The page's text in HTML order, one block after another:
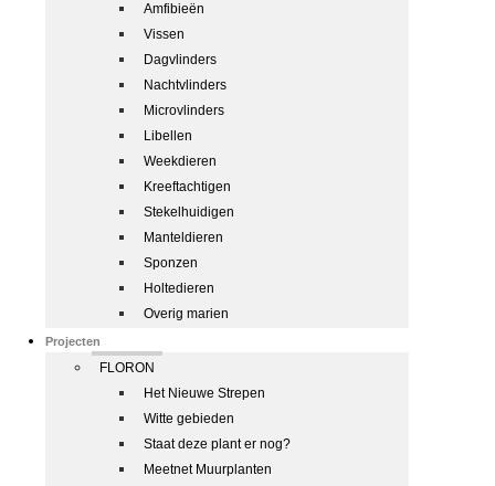
Amfibieën
Vissen
Dagvlinders
Nachtvlinders
Microvlinders
Libellen
Weekdieren
Kreeftachtigen
Stekelhuidigen
Manteldieren
Sponzen
Holtedieren
Overig marien
Projecten
FLORON
Het Nieuwe Strepen
Witte gebieden
Staat deze plant er nog?
Meetnet Muurplanten